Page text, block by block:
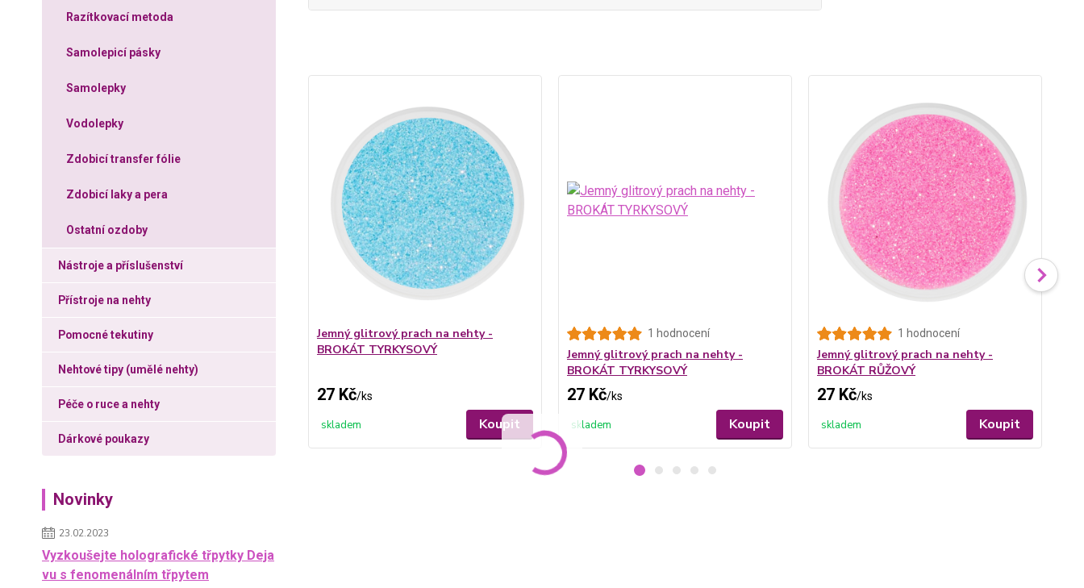
Razítkovací metoda
Samolepicí pásky
Samolepky
Vodolepky
Zdobicí transfer fólie
Zdobicí laky a pera
Ostatní ozdoby
Nástroje a příslušenství
Přístroje na nehty
Pomocné tekutiny
Nehtové tipy (umělé nehty)
Péče o ruce a nehty
Dárkové poukazy
Novinky
23.02.2023
Vyzkoušejte holografické třpytky Deja
vu s fenomenálním třpytem
Jemný glitrový prach na nehty -
BROKÁT TYRKYSOVÝ
27 Kč/ks
skladem Koupit
1 hodnocení
Jemný glitrový prach na nehty -
BROKÁT TYRKYSOVÝ
27 Kč/ks
skladem Koupit
1 hodnocení
Jemný glitrový prach na nehty -
BROKÁT RŮŽOVÝ
27 Kč/ks
skladem Koupit